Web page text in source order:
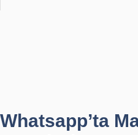
Whatsapp’ta